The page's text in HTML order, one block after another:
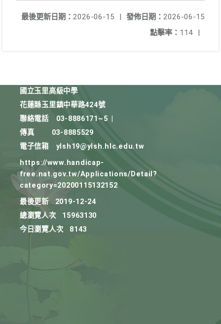
發佈日期： 2026-06-15
最後更新日期： 2026-06-15
|
點擊率： 114 |
國立玉里高級中學
花蓮縣玉里鎮中華路424號
聯絡電話
03-8886171~5
傳真
03-8885529
電子信箱
ylsh19@ylsh.hlc.edu.tw
https://www.handicap-
free.nat.gov.tw/Applications/Detail?
category=20200115132152
最後更新
2019-12-24
總瀏覽人次
15963130
今日瀏覽人次
8143